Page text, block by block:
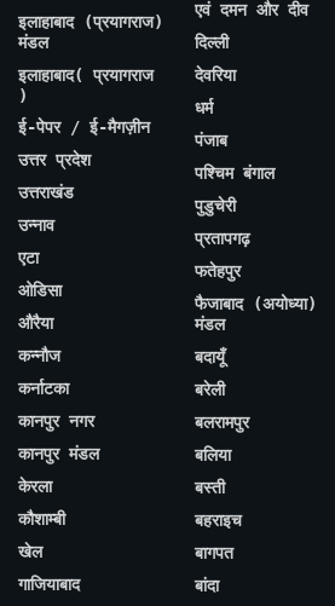
इलाहाबाद (प्रयागराज)
मंडल
इलाहाबाद( प्रयागराज
)
ई-पेपर / ई-मैगज़ीन
उत्तर प्रदेश
उत्तराखंड
उन्नाव
एटा
ओडिसा
औरैया
कन्नौज
कर्नाटका
कानपुर नगर
कानपुर मंडल
केरला
कौशाम्बी
खेल
गाजियाबाद
एवं दमन और दीव
दिल्ली
देवरिया
धर्म
पंजाब
पश्चिम बंगाल
पुडुचेरी
प्रतापगढ़
फतेहपुर
फैजाबाद (अयोध्या)
मंडल
बदायूँ
बरेली
बलरामपुर
बलिया
बस्ती
बहराइच
बागपत
बांदा